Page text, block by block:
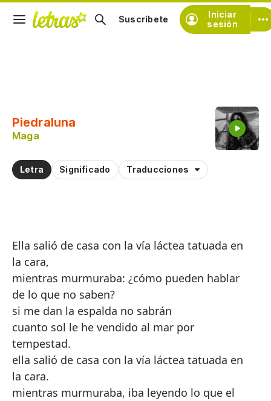
Iniciar
sesión
Suscríbete
Piedraluna
Maga
Letra Significado Traducciones
Ella salió de casa con la vía láctea tatuada en
la cara,
mientras murmuraba: ¿cómo pueden hablar
de lo que no saben?
si me dan la espalda no sabrán
cuanto sol le he vendido al mar por
tempestad.
ella salió de casa con la vía láctea tatuada en
la cara.
mientras murmuraba, iba leyendo lo que el
Practicar la pronunciación de